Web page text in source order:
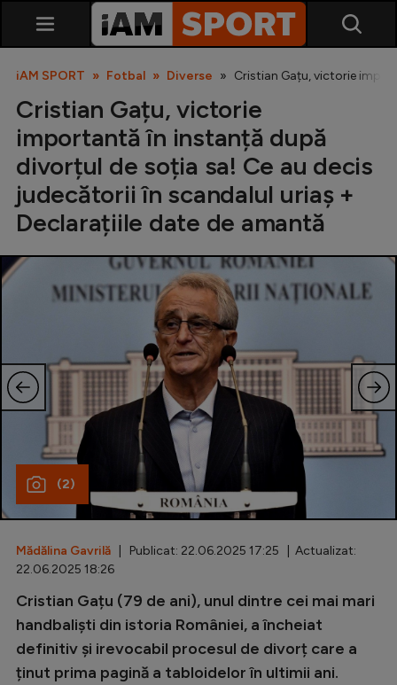
SuperLiga
Liga 2
Cupa României
Echipa Națională
U21
Fotbal feminin
Special
Diverse
Inedit
Champions League
Europa League
iAM SPORT Fotbal Diverse Cristian Gațu, victorie
Cristian Gațu, victorie
importantă în instanță după
divorțul de soția sa! Ce au decis
judecătorii în scandalul uriaș +
Declarațiile date de amantă
(2)
Mădălina Gavrilă | Publicat: 22.06.2025 17:25 | Actualizat:
22.06.2025 18:26
Cristian Gațu (79 de ani), unul dintre cei mai mari
handbaliști din istoria României, a încheiat
definitiv și irevocabil procesul de divorț care a
ținut prima pagină a tabloidelor în ultimii ani.